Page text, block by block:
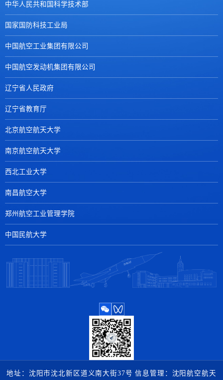
中华人民共和国科学技术部
国家国防科技工业局
中国航空工业集团有限公司
中国航空发动机集团有限公司
辽宁省人民政府
辽宁省教育厅
北京航空航天大学
南京航空航天大学
西北工业大学
南昌航空大学
郑州航空工业管理学院
中国民航大学
地址：沈阳市沈北新区道义南大街37号 信息管理：沈阳航空航天